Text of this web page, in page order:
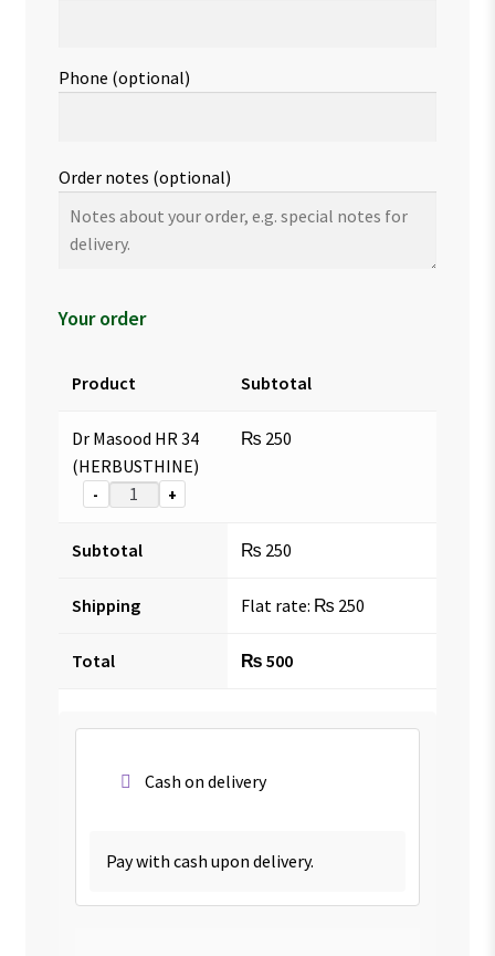
Phone (optional)
Order notes (optional)
Your order
Product Subtotal
Dr Masood HR 34
(HERBUSTHINE)
- +
₨ 250
Subtotal ₨ 250
Shipping Flat rate: ₨ 250
Total ₨ 500
Cash on delivery
Pay with cash upon delivery.